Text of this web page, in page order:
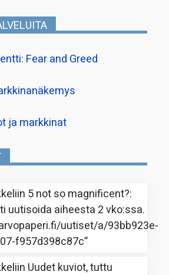
Fear and Greed
ja markkinat
5 not so magnificent?:
uutisoida aiheesta 2 vko:ssa.
uutiset/a/93bb923e-
f957d398c87c”
Uudet kuviot, tuttu